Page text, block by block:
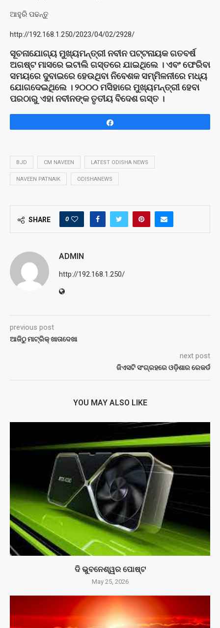
ଆହୁରି ପଢନ୍ତୁ
http://192.168.1.250/2023/04/02/2928/
ସୂଚନାଯୋଗ୍ୟ ମୁଖ୍ୟମନ୍ତ୍ରୀ ନବୀନ ପଟ୍ଟନାୟକ ଗତବର୍ଷ
ଅଗଷ୍ଟ ମାସରେ ଇଟାଲି ଗସ୍ତରେ ଯାଇଥିଲେ । ଏବଂ ଫେରିବା
ସମୟରେ ଦୁବାଇରେ ହେଉଥିବା ନିବେଶକ ସମ୍ମିଳନୀରେ ମଧ୍ୟ
ଯୋଗଦେଇଥିଲେ । ୨୦୦୦ ମସିହାରେ ମୁଖ୍ୟମନ୍ତ୍ରୀ ହେବା
ପରଠାରୁ ଏହା ନବୀନଙ୍କ ତୃତୀୟ ବିଦେଶ ଗସ୍ତ ।
BJD CM NAVEEN LATEST ODISHA NEWS
NAVEEN PATNAIK ODISHANEWS
SHARE 0
ADMIN
http://192.168.1.250/
previous post
ଆଜିଠୁ ମାଟ୍ରିକ୍ ଖାତାଦେଖା
next post
ଜିଏସଟି ସଂଗ୍ରହରେ ଓଡ଼ିଶାର ରେକର୍ଡ
YOU MAY ALSO LIKE
ଦି ଭୁବନେଶ୍ୱର ପୋଷ୍ଟ
May 25, 2026